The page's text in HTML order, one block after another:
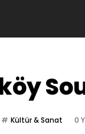
Kültür & Sanat 0